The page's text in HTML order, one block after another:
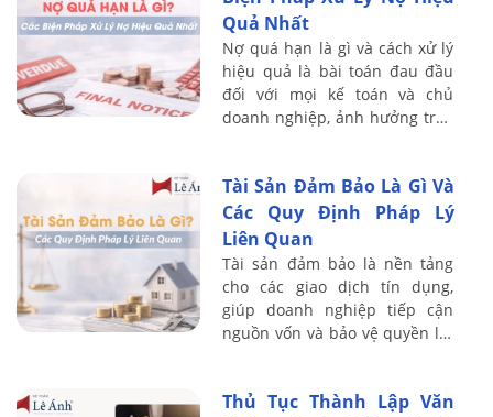
Quả Nhất
Nợ quá hạn là gì và cách xử lý
hiệu quả là bài toán đau đầu
đối với mọi kế toán và chủ
doanh nghiệp, ảnh hưởng trực
nghiệm ...
Tài Sản Đảm Bảo Là Gì Và
Các Quy Định Pháp Lý
Liên Quan
Tài sản đảm bảo là nền tảng
cho các giao dịch tín dụng,
giúp doanh nghiệp tiếp cận
nguồn vốn và bảo vệ quyền lợi
hơn 20.000 ...
Thủ Tục Thành Lập Văn